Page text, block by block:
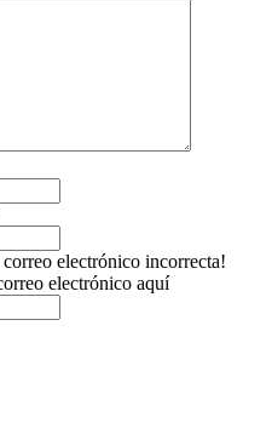
electrónico incorrecta!
electrónico aquí